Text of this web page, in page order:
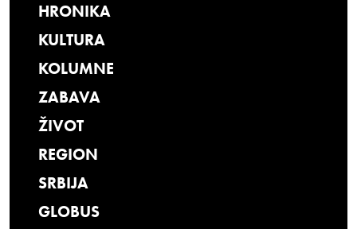
HRONIKA
KULTURA
KOLUMNE
ZABAVA
ŽIVOT
REGION
SRBIJA
GLOBUS